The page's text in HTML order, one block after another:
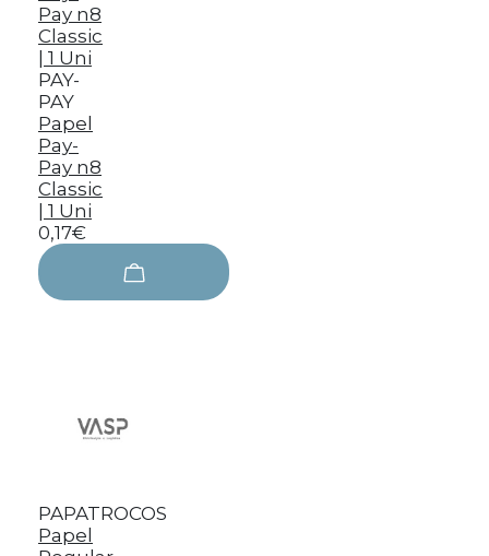
PAY-
PAY
Papel
Pay-
Pay n8
Classic
| 1 Uni
0,17€
PAPATROCOS
Papel